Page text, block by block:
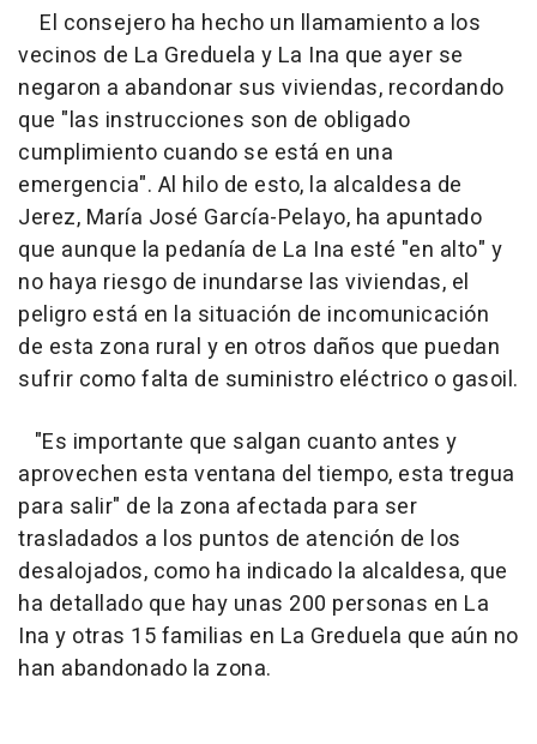
El consejero ha hecho un llamamiento a los
vecinos de La Greduela y La Ina que ayer se
negaron a abandonar sus viviendas, recordando
que "las instrucciones son de obligado
cumplimiento cuando se está en una
emergencia". Al hilo de esto, la alcaldesa de
Jerez, María José García-Pelayo, ha apuntado
que aunque la pedanía de La Ina esté "en alto" y
no haya riesgo de inundarse las viviendas, el
peligro está en la situación de incomunicación
de esta zona rural y en otros daños que puedan
sufrir como falta de suministro eléctrico o gasoil.
"Es importante que salgan cuanto antes y
aprovechen esta ventana del tiempo, esta tregua
para salir" de la zona afectada para ser
trasladados a los puntos de atención de los
desalojados, como ha indicado la alcaldesa, que
ha detallado que hay unas 200 personas en La
Ina y otras 15 familias en La Greduela que aún no
han abandonado la zona.